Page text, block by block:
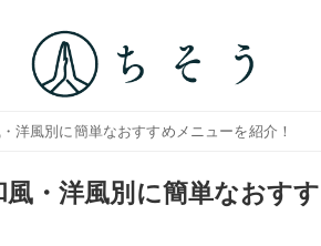
洋風別に簡単なおすすめメニューを紹介！
・洋風別に簡単なおすす